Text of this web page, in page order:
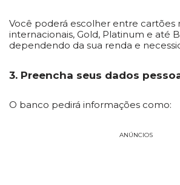
Você poderá escolher entre cartões
internacionais, Gold, Platinum e até
dependendo da sua renda e
3. Preencha seus dados
O banco pedirá informações como:
ANÚNCIOS